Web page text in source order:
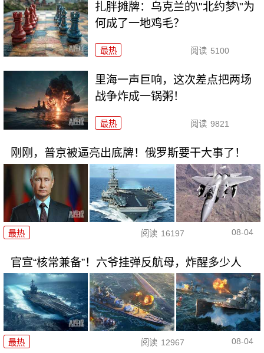
扎胖摊牌：乌克兰的\"北约梦\"为
何成了一地鸡毛？
最热 阅读 5100
里海一声巨响，这次差点把两场
战争炸成一锅粥！
最热 阅读 9821
刚刚，普京被逼亮出底牌！俄罗斯要干大事了！
最热 阅读 16197 08-04
官宣“核常兼备”！六爷挂弹反航母，炸醒多少人
最热 阅读 12967 08-04